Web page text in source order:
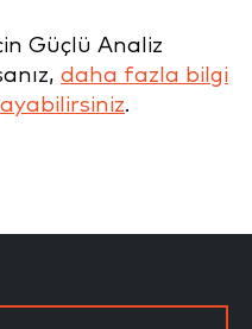
Güçlü Analiz
daha fazla bilgi
.